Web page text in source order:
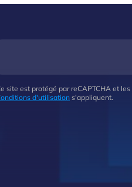
site est protégé par reCAPTCHA et les
d'utilisation s'appliquent.